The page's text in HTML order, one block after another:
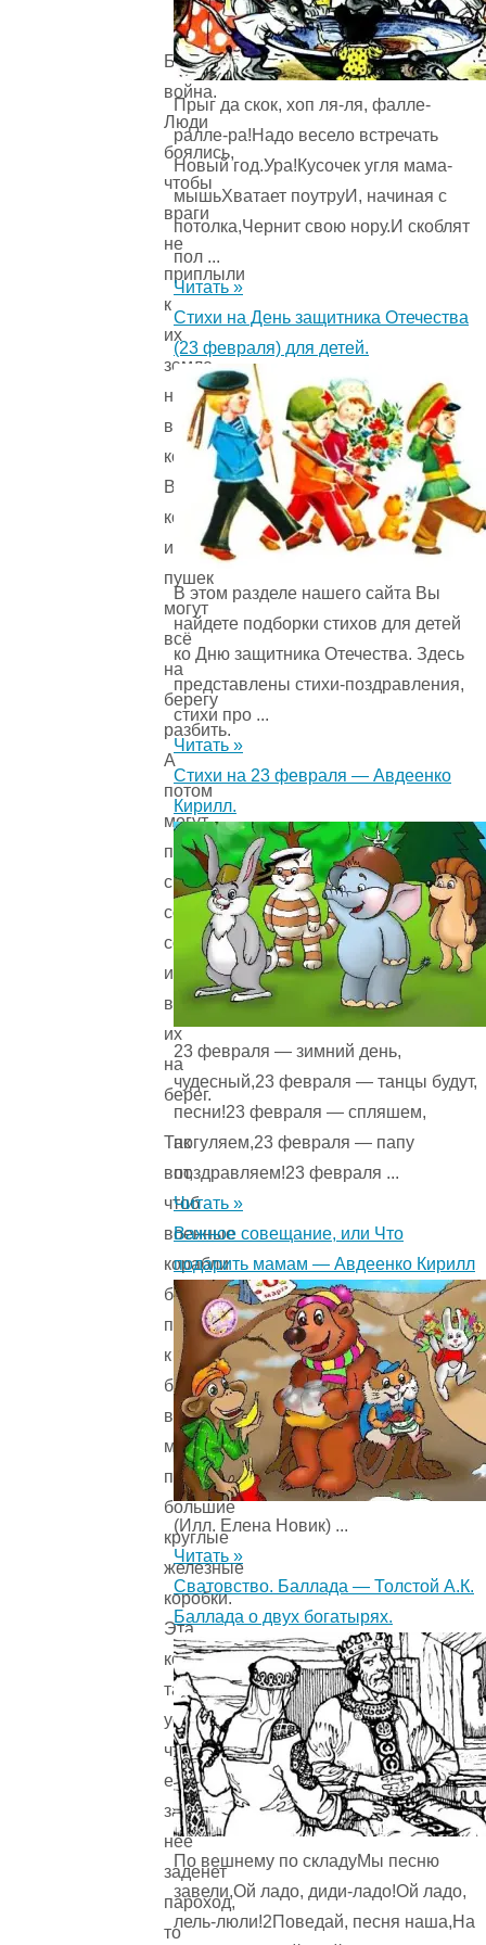
Была
война.
Люди
боялись,
чтобы
враги
не
приплыли
к
их
земле
на
военных
кораблях.
Военные
корабли
из
пушек
могут
всё
на
берегу
разбить.
А
потом
могут
привезти
с
собой
солдат
и
высадить
их
на
берег.
Так
вот,
чтоб
военные
корабли
боялись
подходить
к
берегу,
в
море
пускали
большие
круглые
железные
коробки.
Эта
коробка
так
устроена,
что
если
за
неё
заденет
пароход,
то
Прыг да скок, хоп ля-ля, фалле-
ралле-ра!Надо весело встречать
Новый год.Ура!Кусочек угля мама-
мышьХватает поутруИ, начиная с
потолка,Чернит свою нору.И скоблят
пол ...
Читать »
Стихи на День защитника Отечества
(23 февраля) для детей.
В этом разделе нашего сайта Вы
найдете подборки стихов для детей
ко Дню защитника Отечества. Здесь
представлены стихи-поздравления,
стихи про ...
Читать »
Стихи на 23 февраля — Авдеенко
Кирилл.
23 февраля — зимний день,
чудесный,23 февраля — танцы будут,
песни!23 февраля — спляшем,
погуляем,23 февраля — папу
поздравляем!23 февраля ...
Читать »
Важное совещание, или Что
подарить мамам — Авдеенко Кирилл
(Илл. Елена Новик) ...
Читать »
Сватовство. Баллада — Толстой А.К.
Баллада о двух богатырях.
По вешнему по складуМы песню
завели,Ой ладо, диди-ладо!Ой ладо,
лель-люли!2Поведай, песня наша,На